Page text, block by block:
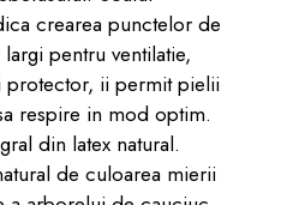
crearea punctelor de
pentru ventilatie,
protector, ii permit pielii
respire in mod optim.
din latex natural.
de culoarea mierii